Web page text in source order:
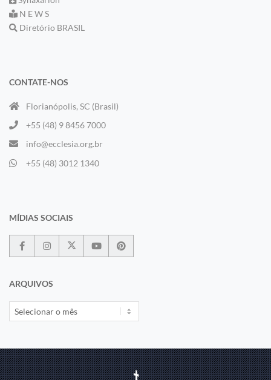
N E W S
Diretório BRASIL
CONTATE-NOS
Florianópolis, SC (Brasil)
+55 (48) 9 8456 7000
info@ecclesia.org.br
+55 (48) 3012 1340
MÍDIAS SOCIAIS
ARQUIVOS